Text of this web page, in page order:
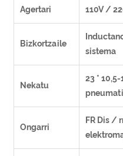
Agertari 110V /
Bizkortzaile
sistema
Nekatu
23 *
Ongarri
FR Dis /